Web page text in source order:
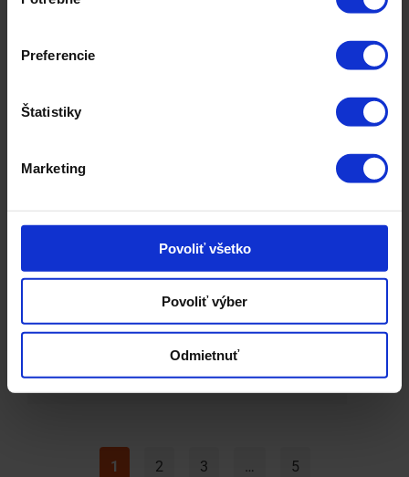
Preferencie
Štatistiky
Marketing
Povoliť všetko
Povoliť výber
Odmietnuť
Epocoat 21 Primer
1 2 3 … 5